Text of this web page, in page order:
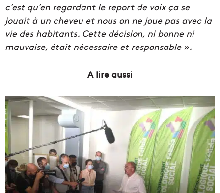
c’est qu’en regardant le report de voix ça se
jouait à un cheveu et nous on ne joue pas avec la
vie des habitants. Cette décision, ni bonne ni
mauvaise, était nécessaire et responsable ».
A lire aussi